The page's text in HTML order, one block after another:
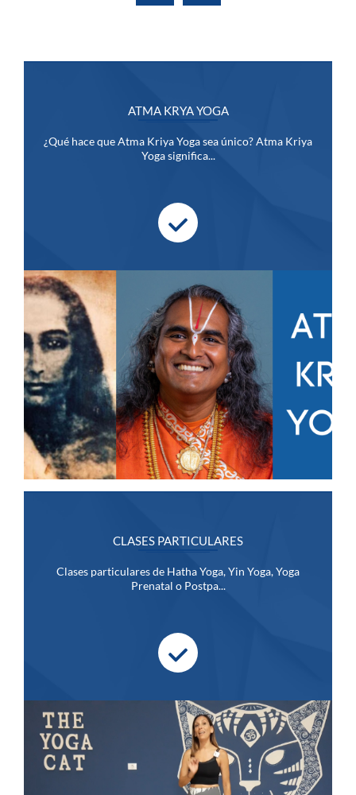
ATMA KRYA YOGA
¿Qué hace que Atma Kriya Yoga sea único? Atma Kriya
Yoga significa...
CLASES PARTICULARES
Clases particulares de Hatha Yoga, Yin Yoga, Yoga
Prenatal o Postpa...